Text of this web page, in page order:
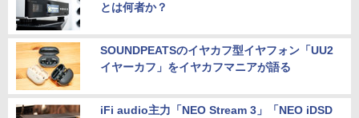
とは何者か？
SOUNDPEATSのイヤカフ型イヤフォン「UU2
イヤーカフ」をイヤカフマニアが語る
iFi audio主力「NEO Stream 3」「NEO iDSD